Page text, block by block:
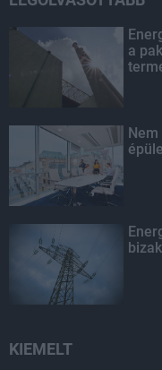
a
KIEMELT